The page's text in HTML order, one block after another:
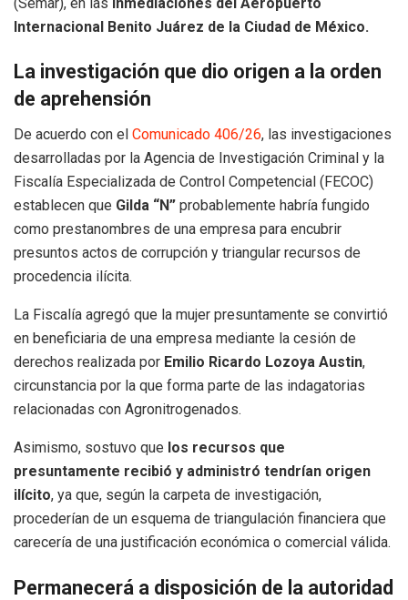
Internacional Benito Juárez de la Ciudad de México.
La investigación que dio origen a la orden
de aprehensión
De acuerdo con el Comunicado 406/26, las investigaciones
desarrolladas por la Agencia de Investigación Criminal y la
Fiscalía Especializada de Control Competencial (FECOC)
establecen que Gilda “N” probablemente habría fungido
como prestanombres de una empresa para encubrir
presuntos actos de corrupción y triangular recursos de
procedencia ilícita.
La Fiscalía agregó que la mujer presuntamente se convirtió
en beneficiaria de una empresa mediante la cesión de
derechos realizada por Emilio Ricardo Lozoya Austin,
circunstancia por la que forma parte de las indagatorias
relacionadas con Agronitrogenados.
Asimismo, sostuvo que los recursos que
presuntamente recibió y administró tendrían origen
ilícito, ya que, según la carpeta de investigación,
procederían de un esquema de triangulación financiera que
carecería de una justificación económica o comercial válida.
Permanecerá a disposición de la autoridad